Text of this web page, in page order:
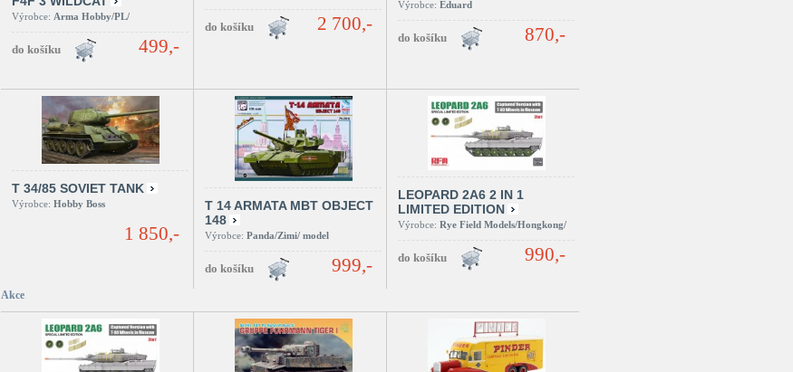
Výrobce: Arma Hobby/PL/
499,-
2 700,-
Výrobce: Eduard
870,-
T 34/85 SOVIET TANK
Výrobce: Hobby Boss
1 850,-
T 14 ARMATA MBT OBJECT
148
Výrobce: Panda/Zimi/ model
999,-
LEOPARD 2A6 2 IN 1
LIMITED EDITION
Výrobce: Rye Field Models/Hongkong/
990,-
Akce